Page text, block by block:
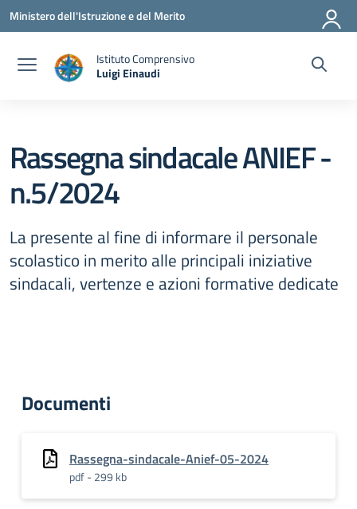
Vai ai contenuti
Vai al menu di navigazione
Vai al footer
Ministero dell'Istruzione e del Merito
Istituto Comprensivo
Luigi Einaudi
— Visita la pagina iniziale della scuola
Rassegna sindacale ANIEF -
n.5/2024
La presente al fine di informare il personale
scolastico in merito alle principali iniziative
sindacali, vertenze e azioni formative dedicate
Documenti
Rassegna-sindacale-Anief-05-2024
pdf - 299 kb